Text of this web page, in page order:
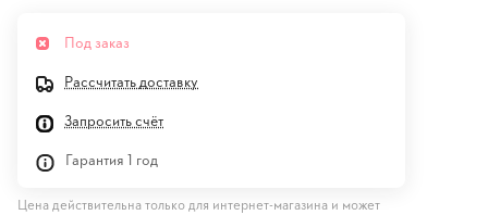
Под заказ
Рассчитать доставку
Запросить счёт
Гарантия 1 год
Цена действительна только для интернет-магазина и может